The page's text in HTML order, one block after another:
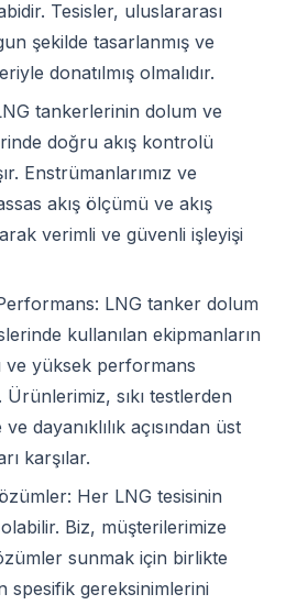
Tesisler, uluslararası
şekilde tasarlanmış ve
donatılmış olmalıdır.
tankerlerinin dolum ve
doğru akış kontrolü
Enstrümanlarımız ve
akış ölçümü ve akış
verimli ve güvenli işleyişi
Performans: LNG tanker dolum
kullanılan ekipmanların
ve yüksek performans
Ürünlerimiz, sıkı testlerden
dayanıklılık açısından üst
karşılar.
Her LNG tesisinin
Biz, müşterilerimize
sunmak için birlikte
spesifik gereksinimlerini